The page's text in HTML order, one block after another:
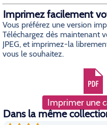
Imprimez facilement
Vous préférez une version
Téléchargez dès maintenant
JPEG, et imprimez-la
vous le souhaitez.
Imprimer une
Dans la même